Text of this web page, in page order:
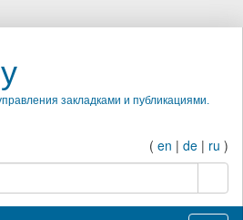
закладками и публикациями.
( en | de | ru )